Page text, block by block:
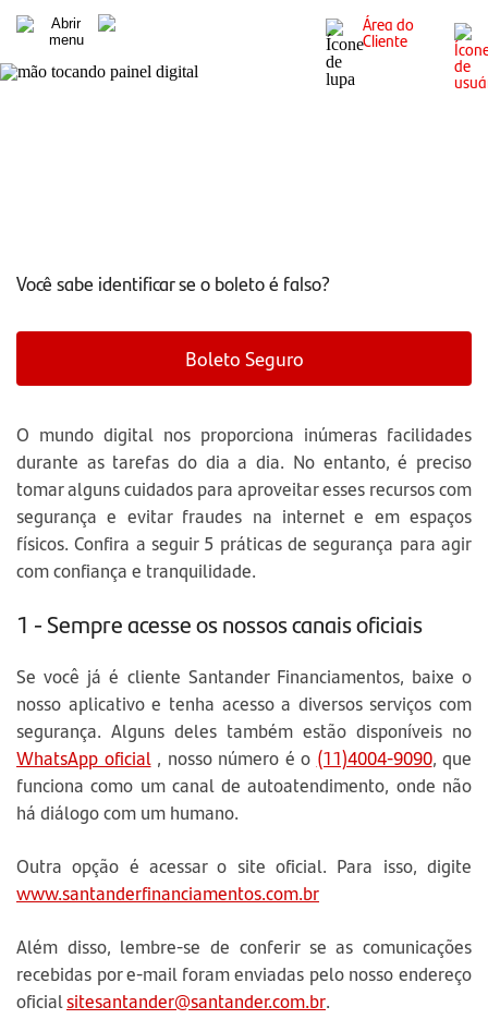
Área do
Cliente
O mundo digital nos proporciona inúmeras facilidades
durante as tarefas do dia a dia. No entanto, é preciso
tomar alguns cuidados para aproveitar esses recursos com
segurança e evitar fraudes na internet e em espaços
físicos. Confira a seguir 5 práticas de segurança para agir
com confiança e tranquilidade.
1 - Sempre acesse os nossos canais oficiais
Se você já é cliente Santander Financiamentos, baixe o
nosso aplicativo e tenha acesso a diversos serviços com
segurança. Alguns deles também estão disponíveis no
WhatsApp oficial , nosso número é o (11)4004-9090, que
funciona como um canal de autoatendimento, onde não
há diálogo com um humano.
Outra opção é acessar o site oficial. Para isso, digite
www.santanderfinanciamentos.com.br
Além disso, lembre-se de conferir se as comunicações
recebidas por e-mail foram enviadas pelo nosso endereço
oficialsitesantander@santander.com.br.
Boleto Seguro
Você sabe identificar se o boleto é falso?